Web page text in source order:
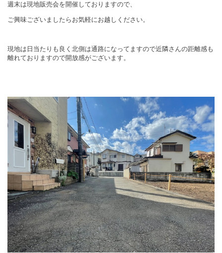
週末は現地販売会を開催しておりますので、
ご興味ございましたらお気軽にお越しください。
現地は日当たりも良く北側は通路になってますので近隣さんの距離感も
離れておりますので開放感がございます。